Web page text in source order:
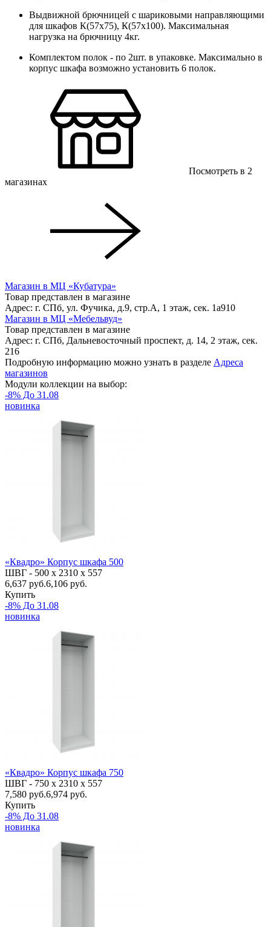
Выдвижной брючницей с шариковыми направляющими
для шкафов К(57х75), К(57х100). Максимальная
нагрузка на брючницу 4кг.
Комплектом полок - по 2шт. в упаковке. Максимально в
корпус шкафа возможно установить 6 полок.
Посмотреть в 2
магазинах
Магазин в МЦ «Кубатура»
Товар представлен в магазине
Адрес: г. СПб, ул. Фучика, д.9, стр.А, 1 этаж, сек. 1a910
Магазин в МЦ «Мебельвуд»
Товар представлен в магазине
Адрес: г. СПб, Дальневосточный проспект, д. 14, 2 этаж, сек.
216
Подробную информацию можно узнать в разделе Адреса
магазинов
Модули коллекции на выбор:
-8% До 31.08
новинка
«Квадро» Корпус шкафа 500
ШВГ - 500 х 2310 х 557
6,637 руб.6,106 руб.
Купить
-8% До 31.08
новинка
«Квадро» Корпус шкафа 750
ШВГ - 750 х 2310 х 557
7,580 руб.6,974 руб.
Купить
-8% До 31.08
новинка